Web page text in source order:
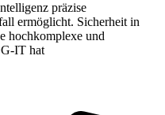
präzise
ermöglicht. Sicherheit in
hochkomplexe und
IT hat